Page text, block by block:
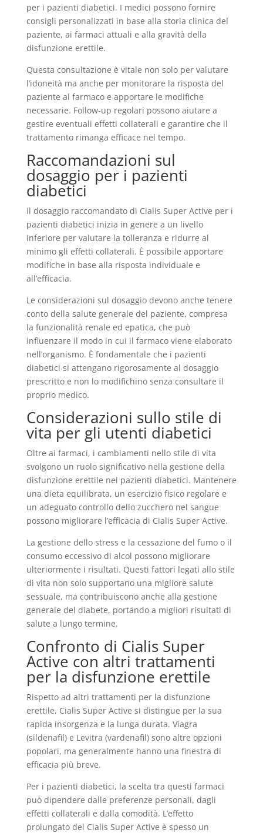
per i pazienti diabetici. I medici possono fornire
consigli personalizzati in base alla storia clinica del
paziente, ai farmaci attuali e alla gravità della
disfunzione erettile.
Questa consultazione è vitale non solo per valutare
l’idoneità ma anche per monitorare la risposta del
paziente al farmaco e apportare le modifiche
necessarie. Follow-up regolari possono aiutare a
gestire eventuali effetti collaterali e garantire che il
trattamento rimanga efficace nel tempo.
Raccomandazioni sul
dosaggio per i pazienti
diabetici
Il dosaggio raccomandato di Cialis Super Active per i
pazienti diabetici inizia in genere a un livello
inferiore per valutare la tolleranza e ridurre al
minimo gli effetti collaterali. È possibile apportare
modifiche in base alla risposta individuale e
all’efficacia.
Le considerazioni sul dosaggio devono anche tenere
conto della salute generale del paziente, compresa
la funzionalità renale ed epatica, che può
influenzare il modo in cui il farmaco viene elaborato
nell’organismo. È fondamentale che i pazienti
diabetici si attengano rigorosamente al dosaggio
prescritto e non lo modifichino senza consultare il
proprio medico.
Considerazioni sullo stile di
vita per gli utenti diabetici
Oltre ai farmaci, i cambiamenti nello stile di vita
svolgono un ruolo significativo nella gestione della
disfunzione erettile nei pazienti diabetici. Mantenere
una dieta equilibrata, un esercizio fisico regolare e
un adeguato controllo dello zucchero nel sangue
possono migliorare l’efficacia di Cialis Super Active.
La gestione dello stress e la cessazione del fumo o il
consumo eccessivo di alcol possono migliorare
ulteriormente i risultati. Questi fattori legati allo stile
di vita non solo supportano una migliore salute
sessuale, ma contribuiscono anche alla gestione
generale del diabete, portando a migliori risultati di
salute a lungo termine.
Confronto di Cialis Super
Active con altri trattamenti
per la disfunzione erettile
Rispetto ad altri trattamenti per la disfunzione
erettile, Cialis Super Active si distingue per la sua
rapida insorgenza e la lunga durata. Viagra
(sildenafil) e Levitra (vardenafil) sono altre opzioni
popolari, ma generalmente hanno una finestra di
efficacia più breve.
Per i pazienti diabetici, la scelta tra questi farmaci
può dipendere dalle preferenze personali, dagli
effetti collaterali e dalla comodità. L’effetto
prolungato del Cialis Super Active è spesso un